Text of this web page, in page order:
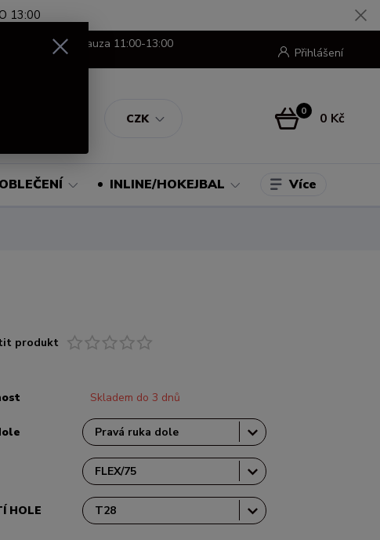
13:00
CZK
Přihlášení
Pá, 8:00-16:00 pauza 11:00-13:00
0 0 Kč
OBLEČENÍ INLINE/HOKEJBAL Více
produkt
Skladem do 3 dnů
HOLE